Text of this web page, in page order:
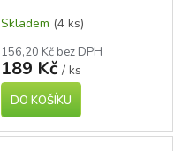
Skladem (4 ks)
156,20 Kč bez DPH
189 Kč / ks
DO KOŠÍKU